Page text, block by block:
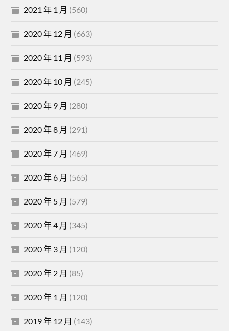
2021 年 1 月 (560)
2020 年 12 月 (663)
2020 年 11 月 (593)
2020 年 10 月 (245)
2020 年 9 月 (280)
2020 年 8 月 (291)
2020 年 7 月 (469)
2020 年 6 月 (565)
2020 年 5 月 (579)
2020 年 4 月 (345)
2020 年 3 月 (120)
2020 年 2 月 (85)
2020 年 1 月 (120)
2019 年 12 月 (143)